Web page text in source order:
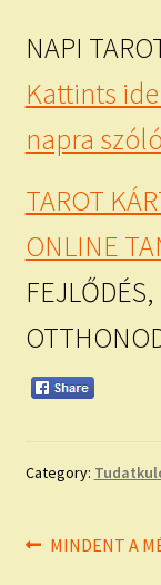
NAPI
Kattints
napra
TAROT
ONLINE
Category:
Previous
MINDENT A